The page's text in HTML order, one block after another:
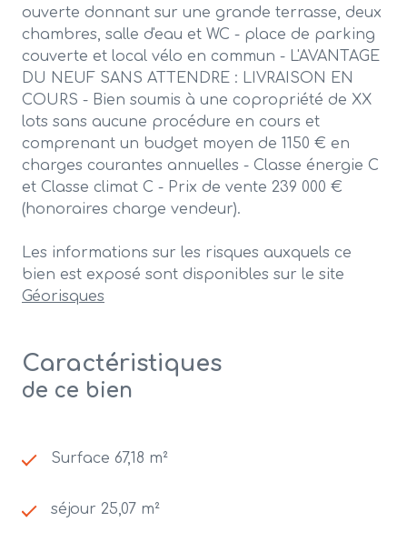
ouverte donnant sur une grande terrasse, deux
chambres, salle d'eau et WC - place de parking
couverte et local vélo en commun - L'AVANTAGE
DU NEUF SANS ATTENDRE : LIVRAISON EN
COURS - Bien soumis à une copropriété de XX
lots sans aucune procédure en cours et
comprenant un budget moyen de 1150 € en
charges courantes annuelles - Classe énergie C
et Classe climat C - Prix de vente 239 000 €
(honoraires charge vendeur).
Les informations sur les risques auxquels ce
bien est exposé sont disponibles sur le site
Géorisques
Caractéristiques
de ce bien
Surface 67,18 m²
séjour 25,07 m²